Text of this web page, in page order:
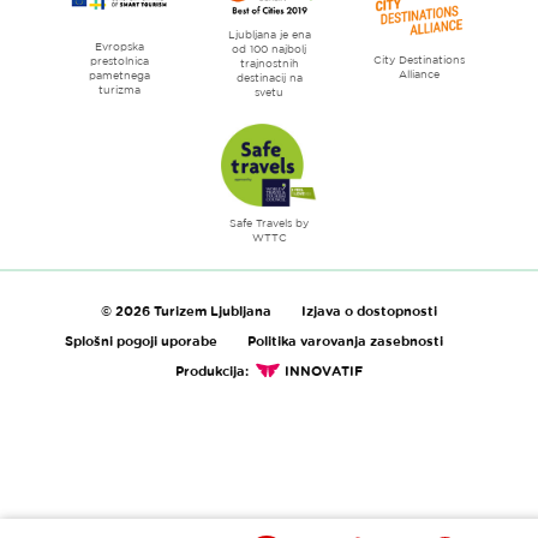
Evropska
prestolnica
pametnega
turizma
Ljubljana je ena
od 100 najbolj
trajnostnih
destinacij na
svetu
City Destinations
Alliance
Safe Travels by
WTTC
© 2026 Turizem Ljubljana
Izjava o dostopnosti
Splošni pogoji uporabe
Politika varovanja zasebnosti
Produkcija:
INNOVATIF